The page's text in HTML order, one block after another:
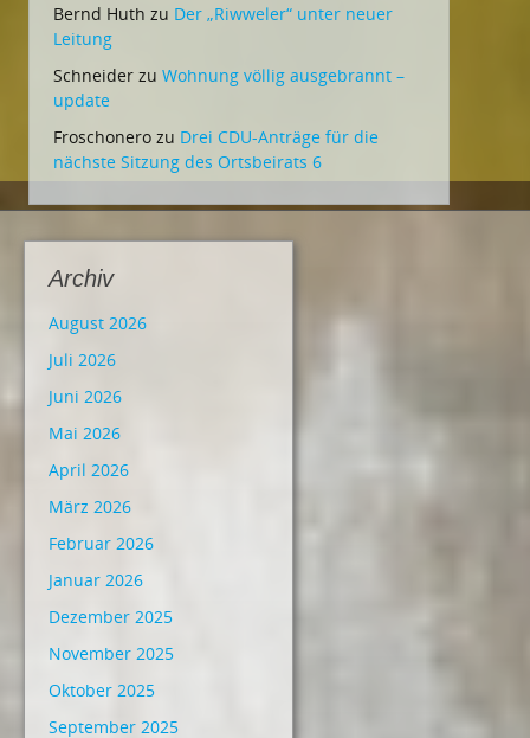
Bernd Huth zu Der „Riwweler“ unter neuer
Leitung
Schneider zu Wohnung völlig ausgebrannt –
update
Froschonero zu Drei CDU-Anträge für die
nächste Sitzung des Ortsbeirats 6
Archiv
August 2026
Juli 2026
Juni 2026
Mai 2026
April 2026
März 2026
Februar 2026
Januar 2026
Dezember 2025
November 2025
Oktober 2025
September 2025